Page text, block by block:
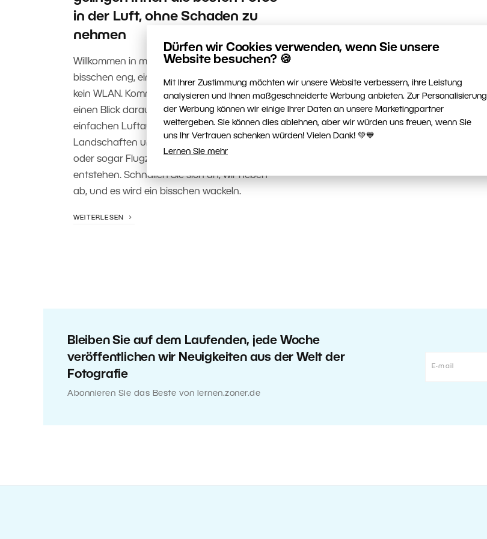
Dürfen wir Cookies verwenden, wenn Sie unsere
Website besuchen? 🍪
Mit Ihrer Zustimmung möchten wir unsere Website verbessern, ihre Leistung
analysieren und Ihnen maßgeschneiderte Werbung anbieten. Zur Personalisierung
der Werbung können wir einige Ihrer Daten an unsere Marketingpartner
weitergeben. Sie können dies ablehnen, aber wir würden uns freuen, wenn Sie
uns Ihr Vertrauen schenken würden! Vielen Dank! 💚💙
Lernen Sie mehr
in der Luft, ohne Schaden zu
nehmen
Willkommen in meinem Büro. Es ist ein
bisschen eng, ein bisschen zugig, und es gibt
kein WLAN. Kommen Sie und werfen Sie
einen Blick darauf, wie diese scheinbar
einfachen Luftaufnahmen von
Landschaften und verschiedenen Objekten
oder sogar Flugzeugen in der Luft
entstehen. Schnallen Sie sich an, wir heben
ab, und es wird ein bisschen wackeln.
WEITERLESEN
Bleiben Sie auf dem Laufenden, jede Woche
veröffentlichen wir Neuigkeiten aus der Welt der
Fotografie
Abonnieren Sie das Beste von lernen.zoner.de